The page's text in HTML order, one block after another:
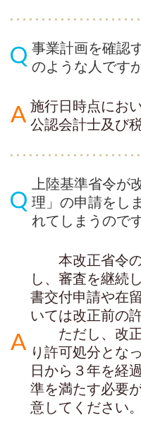
事業計画を確認
のような人です
施行日時点にお
公認会計士及び
上陸基準省令が
理」の申請をし
れてしまうので
本改正省令
し、審査を継続
書交付申請や在
いては改正前の
ただし、改正
り許可処分とな
日から３年を経
準を満たす必要
意してください。